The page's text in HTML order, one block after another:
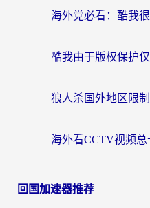
回国加速器推荐